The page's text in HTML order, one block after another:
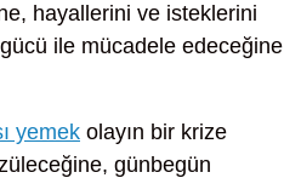
hayallerini ve isteklerini
ile mücadele edeceğine
yemek olayın bir krize
günbegün